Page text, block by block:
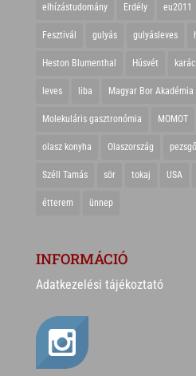
elhízástudomány Erdély eu2011
Fesztivál gulyás gulyásleves
Heston Blumenthal Húsvét
leves liba Magyar Bor Akadémia
Molekuláris gasztronómia MOMOT
olasz konyha Olaszország pezsgő
Széll Tamás sör tokaj USA
étterem ünnep
INFORMÁCIÓ
Adatkezelési tájékoztató